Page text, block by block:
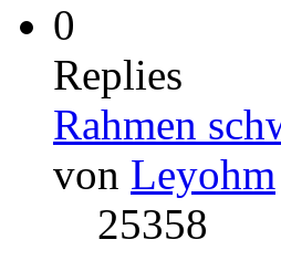
0
Replies
Rahmen
von Leyohm
25358